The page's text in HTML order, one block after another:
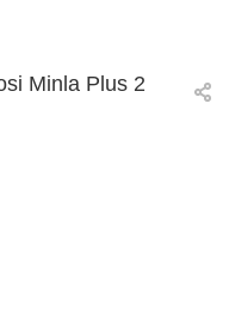
Minla Plus 2